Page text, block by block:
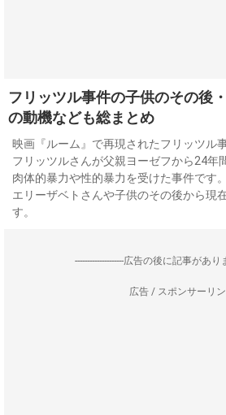
フリッツル事件の子供のその後
の動機なども総まとめ
映画『ルーム』で再現されたフリッツル
フリッツルさんが父親ヨーゼフから24年
肉体的暴力や性的暴力を受けた事件です
エリーザベトさんや子供のその後から現
す。
--------------------広告の後に記事があり
広告 / スポンサーリ